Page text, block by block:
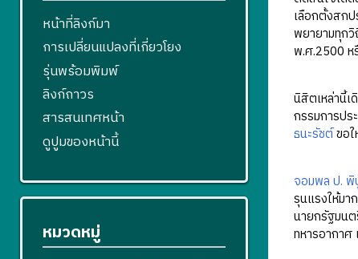
เลือกตั้งสก
พยายามทุก
พ.ศ.2500 ห
นิสิตเหล่านี้เ
กรรมการป
ธนะรัชต์ขอใ
จอมพล ป. พิ
รุนแรงให้มา
นายกรัฐมน
ทหารอากาศ
หน้าที่ลิงก์มา
การเปลี่ยนแปลงที่เกี่ยวโยง
รุ่นพร้อมพิมพ์
ลิงก์ถาวร
สารสนเทศหน้า
ดูปูมของหน้านี้
หมวดหมู่